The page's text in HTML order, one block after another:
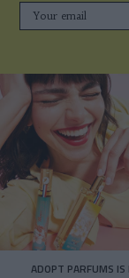
ADOPT PARFUMS